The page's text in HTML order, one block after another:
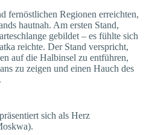
fernöstlichen Regionen erreichten,
hautnah. Am ersten Stand,
gebildet – es fühlte sich
reichte. Der Stand verspricht,
auf die Halbinsel zu entführen,
zu zeigen und einen Hauch des
sich als Herz